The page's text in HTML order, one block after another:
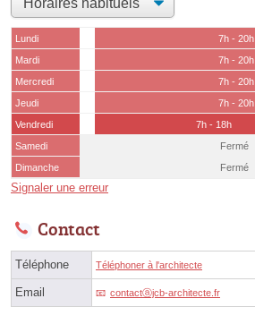
Lundi
7h - 20h
Mardi
7h - 20h
Mercredi
7h - 20h
Jeudi
7h - 20h
Vendredi
7h - 18h
Samedi
Fermé
Dimanche
Fermé
Signaler une erreur
Contact
Téléphone Téléphoner à l'architecte
Email contactⓐjcb-architecte.fr